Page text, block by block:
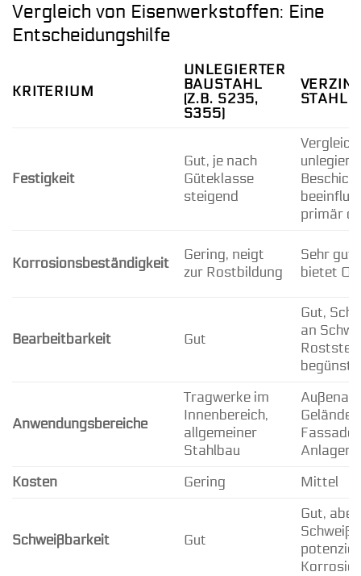
Vergleich von Eisenwerkstoffen: Eine
Entscheidungshilfe
KRITERIUM
UNLEGIERTER
BAUSTAHL
(Z.B. S235,
S355)
STAHL
Festigkeit
Gut, je nach
Güteklasse
steigend
primär
Korrosionsbeständigkeit
Gering, neigt
zur Rostbildung
Sehr
bietet
Bearbeitbarkeit Gut
Gut,
an
Anwendungsbereiche
Tragwerke im
Innenbereich,
allgemeiner
Stahlbau
Geländer,
Kosten
Gering Mittel
Schweißbarkeit Gut
Gut, aber